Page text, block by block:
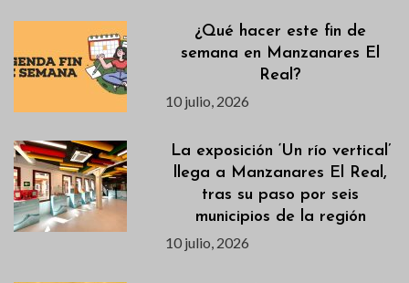
¿Qué hacer este fin de
semana en Manzanares El
Real?
10 julio, 2026
La exposición ‘Un río vertical’
llega a Manzanares El Real,
tras su paso por seis
municipios de la región
10 julio, 2026